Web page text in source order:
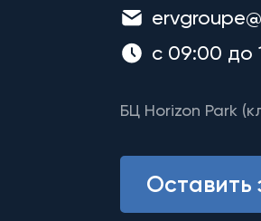
с 09:00 до
БЦ Horizon Park
Оставить